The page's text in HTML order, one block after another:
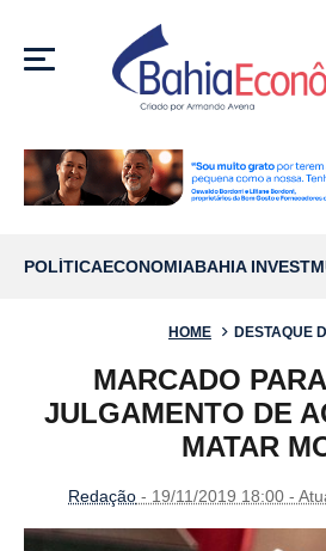
MENU
POLÍTICAECONOMIABAHIA INVEST
HOME DESTAQUE
MARCADO
JULGAMENTO DE
MATAR
Redação - 19/11/2019 18:00 -